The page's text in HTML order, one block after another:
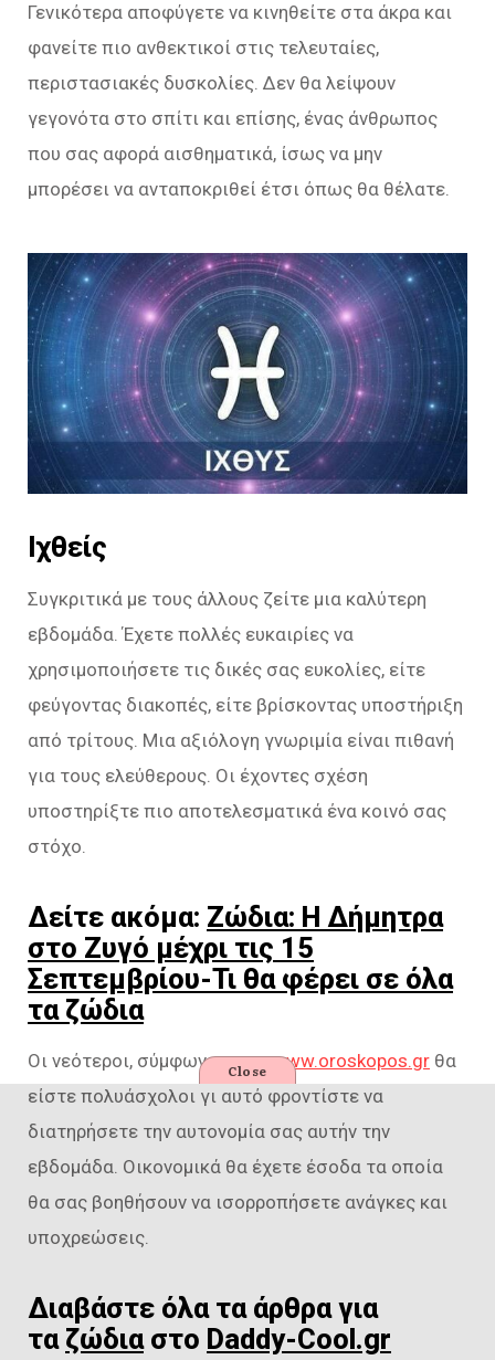
Γενικότερα αποφύγετε να κινηθείτε στα άκρα και
φανείτε πιο ανθεκτικοί στις τελευταίες,
περιστασιακές δυσκολίες. Δεν θα λείψουν
γεγονότα στο σπίτι και επίσης, ένας άνθρωπος
που σας αφορά αισθηματικά, ίσως να μην
μπορέσει να ανταποκριθεί έτσι όπως θα θέλατε.
Ιχθείς
Συγκριτικά με τους άλλους ζείτε μια καλύτερη
εβδομάδα. Έχετε πολλές ευκαιρίες να
χρησιμοποιήσετε τις δικές σας ευκολίες, είτε
φεύγοντας διακοπές, είτε βρίσκοντας υποστήριξη
από τρίτους. Μια αξιόλογη γνωριμία είναι πιθανή
για τους ελεύθερους. Οι έχοντες σχέση
υποστηρίξτε πιο αποτελεσματικά ένα κοινό σας
στόχο.
Δείτε ακόμα: Ζώδια: Η Δήμητρα
στο Ζυγό μέχρι τις 15
Σεπτεμβρίου-Τι θα φέρει σε όλα
τα ζώδια
Οι νεότεροι, σύμφωνα με τοwww.oroskopos.gr θα
είστε πολυάσχολοι γι αυτό φροντίστε να
διατηρήσετε την αυτονομία σας αυτήν την
εβδομάδα. Οικονομικά θα έχετε έσοδα τα οποία
θα σας βοηθήσουν να ισορροπήσετε ανάγκες και
υποχρεώσεις.
Διαβάστε όλα τα άρθρα για
τα ζώδιαστο Daddy-Cool.gr
Close